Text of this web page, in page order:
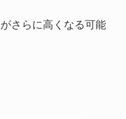
さらに高くなる可能